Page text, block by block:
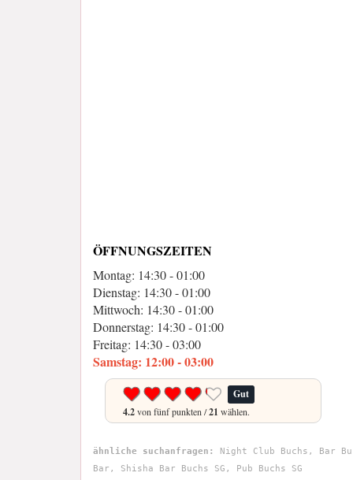
ÖFFNUNGSZEITEN
Montag: 14:30 - 01:00
Dienstag: 14:30 - 01:00
Mittwoch: 14:30 - 01:00
Donnerstag: 14:30 - 01:00
Freitag: 14:30 - 03:00
Samstag: 12:00 - 03:00
Gut
4.2von fünf punkten /21 wählen.
ähnliche suchanfragen:
Night Club Buchs, Bar
Bar, Shisha Bar Buchs SG, Pub Buchs SG